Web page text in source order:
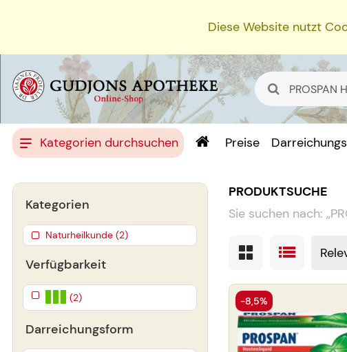
Diese Website nutzt
Kategorien durchsuchen Preise
PRODUKTSUCHE
Sie suchen nach: „
-8,5%
Verfügbarkeit
(2)
Darreichungsform
Kategorien
Naturheilkunde (2)